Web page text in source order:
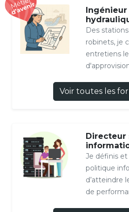
Ingénieur
Des
robinets, je
entretiens
Voir toutes les
Directeur
Je définis
politique
d’atteindre
de